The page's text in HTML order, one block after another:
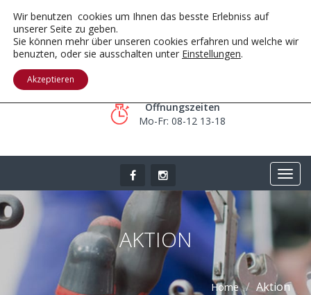
Telefon
Öffnungszeiten
Mo-Fr: 08-12 13-18
AKTION
Home Aktion
Wir benutzen cookies um Ihnen das besste Erlebniss auf
unserer Seite zu geben.
Sie können mehr über unseren cookies erfahren und welche wir
benuzten, oder sie ausschalten unter Einstellungen.
Akzeptieren